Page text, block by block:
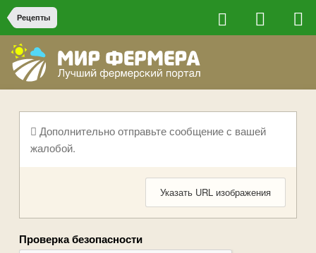
Рецепты
Дополнительно отправьте сообщение с вашей
жалобой.
Указать URL изображения
Проверка безопасности